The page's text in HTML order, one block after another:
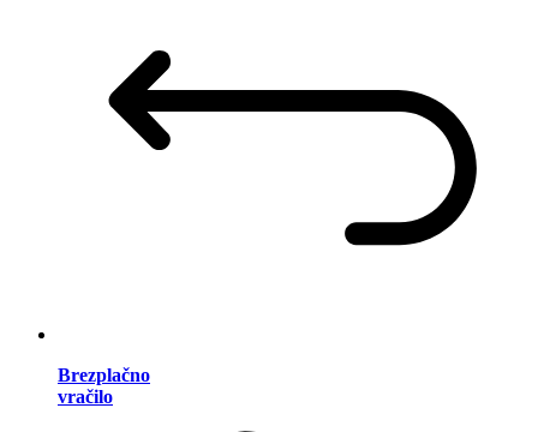
Brezplačno
vračilo